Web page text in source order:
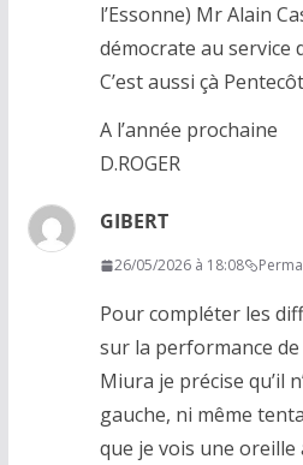
l’Essonne) Mr Alain
démocrate au service
C’est aussi çà
A l’année prochaine
D.ROGER
GIBERT
26/05/2026 à 18:08
Pour compléter les
sur la performance
Miura je précise qu’il
gauche, ni même
que je vois une